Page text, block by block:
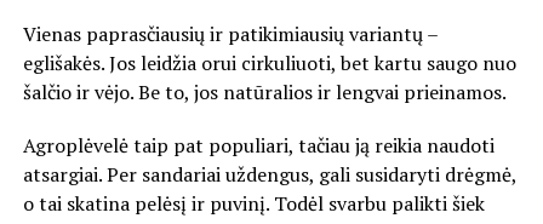
Vienas paprasčiausių ir patikimiausių variantų –
eglišakės. Jos leidžia orui cirkuliuoti, bet kartu saugo nuo
šalčio ir vėjo. Be to, jos natūralios ir lengvai prieinamos.
Agroplėvelė taip pat populiari, tačiau ją reikia naudoti
atsargiai. Per sandariai uždengus, gali susidaryti drėgmė,
o tai skatina pelėsį ir puvinį. Todėl svarbu palikti šiek